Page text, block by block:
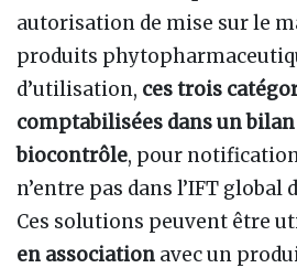
autorisation de mise sur le
produits
d’utilisation, ces trois
comptabilisées dans un
biocontrôle, pour
n’entre pas dans l’IFT global
Ces solutions peuvent être
en association avec un